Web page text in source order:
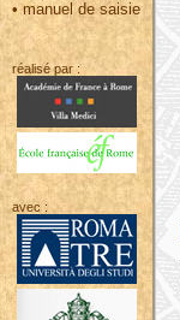
•manuel de saisie
réalisé par :
avec :